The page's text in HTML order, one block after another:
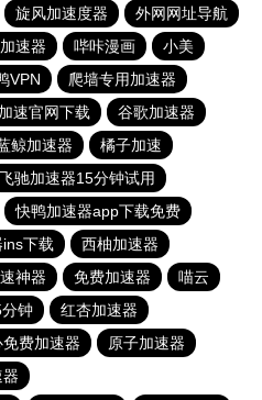
旋风加速度器
外网网址导航
速器 哔咔漫画
小美
VPN
爬墙专用加速器
速官网下载
谷歌加速器
鲸加速器
橘子加速
飞驰加速器15分钟试用
快鸭加速器app下载免费
下载
西柚加速器
神器 免费加速器
喵云
钟
红杏加速器
费加速器
原子加速器